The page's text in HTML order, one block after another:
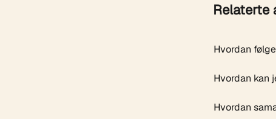
Relaterte
Hvordan
Hvordan kan
Hvordan